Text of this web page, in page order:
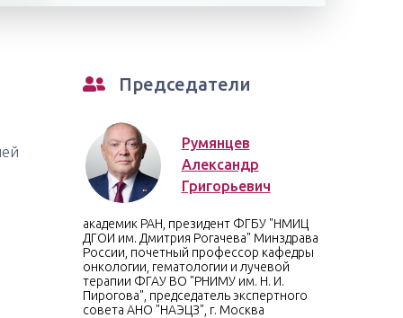
Председатели
Румянцев
Александр
Григорьевич
академик РАН, президент ФГБУ "НМИЦ
ДГОИ им. Дмитрия Рогачева" Минздрава
России, почетный профессор кафедры
онкологии, гематологии и лучевой
терапии ФГАУ ВО "РНИМУ им. Н. И.
Пирогова", председатель экспертного
совета АНО "НАЭЦЗ", г. Москва